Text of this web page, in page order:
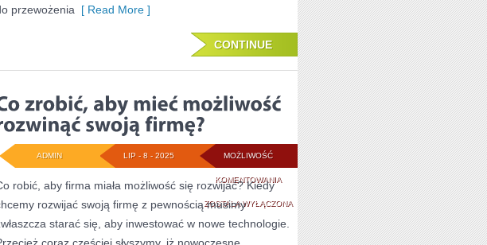
przewożenia [ Read More ]
CONTINUE
MOŻLIWOŚĆ
KOMENTOWANIACO
ZROBIĆ,
ABY
ZOSTAŁA WYŁĄCZONA
LIP - 8 - 2025
ADMIN
robić, aby firma miała możliwość się rozwijać? Kiedy
rozwijać swoją firmę z pewnością musimy
starać się, aby inwestować w nowe technologie.